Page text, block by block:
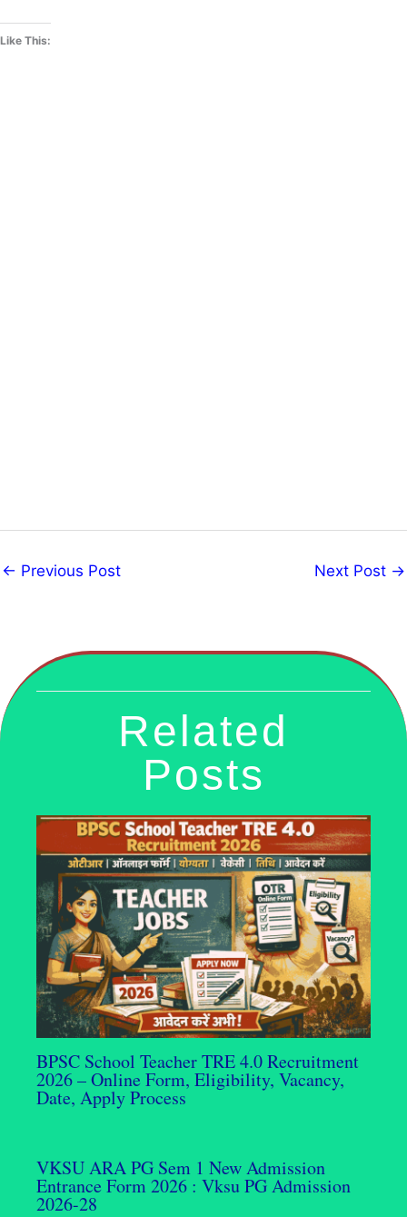
Like This:
← Previous Post Next Post →
Related
Posts
BPSC School Teacher TRE 4.0 Recruitment
2026 – Online Form, Eligibility, Vacancy,
Date, Apply Process
VKSU ARA PG Sem 1 New Admission
Entrance Form 2026 : Vksu PG Admission
2026-28